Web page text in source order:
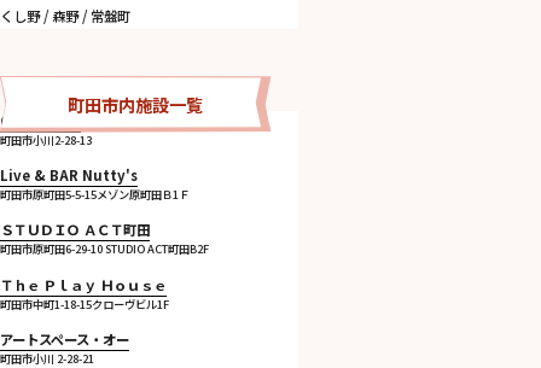
くし野 / 森野 / 常盤町
町田市内施設一覧
CROP HALL
町田市小川2-28-13
Live & BAR Nutty's
町田市原町田5-5-15メゾン原町田Ｂ1Ｆ
ＳＴＵＤＩＯ ＡＣＴ町田
町田市原町田6-29-10 STUDIO ACT町田B2F
Ｔｈｅ Ｐｌａｙ Ｈｏｕｓｅ
町田市中町1-18-15クローヴビル1F
アートスペース・オー
町田市小川 2-28-21